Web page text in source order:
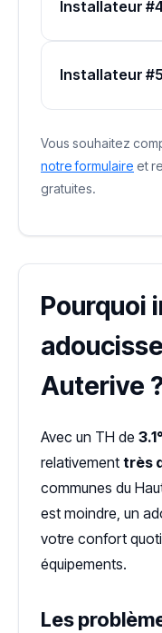
Vous souhaitez
notre formulaire et
gratuites.
Pourquoi
Auterive
Avec un TH de
relativement très
communes du
est moindre, un
votre confort
équipements.
Les